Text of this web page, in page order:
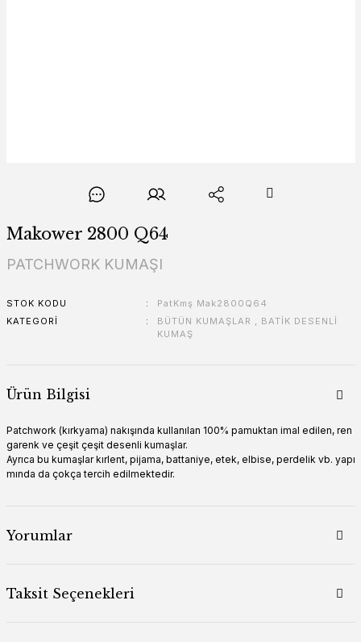
Makower 2800 Q64
PATCHWORK KUMAŞI
STOK KODU
PatKmş Mak2800Q64
KATEGORI
BÜTÜN KUMAŞLAR , BATİK DESENLİ
KUMAŞ
Ürün Bilgisi
Patchwork (kırkyama) nakışında kullanılan 100% pamuktan imal edilen, ren
garenk ve çeşit çeşit desenli kumaşlar.
Ayrıca bu kumaşlar kırlent, pijama, battaniye, etek, elbise, perdelik vb. yapı
mında da çokça tercih edilmektedir.
Yorumlar
Taksit Seçenekleri